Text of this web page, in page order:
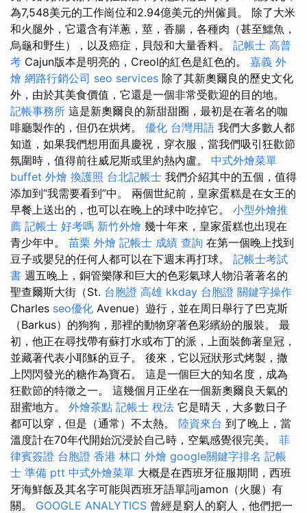
為7,548美元的工作崗位和2.94億美元的州僱員。 除了大米
和火腿外，它還含有洋蔥，莖，香腸，各種肉（甚至鱷魚，
烏龜和野生），以及癌症，貝殼和大量香料。 記帳士 高普
考 Cajun版本是明亮的，Creol的紅色是紅色的。 嘉義 外
燴 網路行銷公司 seo services 除了其新奧爾良的歷史文化
外，由於其美食價值，它還是一個非常受歡迎的目的地。
記帳事務所 這是新奧爾良的新甜甜圈，最初是在著名的咖
啡廳製作的，但仍在烘烤。 優化 台灣用語 我們大多數人都
知道，如果我們想用面具慶祝，穿衣服，當我們吸引狂歡節
氛圍時，值得前往威尼斯或里約熱內盧。 中式外燴菜單
buffet 外燴 換護照 台北記帳士 我們介紹其中的五個，值得
添加到“我需要看到”中。 兩個世紀前，皇家蛋糕是在女王的
早餐上送出的，也可以在晚上的球中吃掉它。 小型外燴推
薦 記帳士 好考嗎 新竹外燴 幾十年來，皇家蛋糕也出現在
青少年中。 苗栗 外燴 記帳士 成績 查詢 在第一個晚上找到
豆子或嬰兒的任何人都可以在下週末再打球。 記帳士考試
書 週五晚上，銅管樂隊和巨大的色彩氣球人物沿著著名的
聖查爾斯大街（St. 台胞證 高雄 kkday 台胞證 關鍵字操作
Charles seo優化 Avenue）遊行，並在周日舉行了巴克斯
（Barkus）的狗狗，那裡的動物穿著色彩繽紛的服裝。 最
初，他正在尋找帶有蘇打水或布丁的派，上面裝飾著皇冠，
並藏著代表小耶穌的豆子。 後來，它以冠狀形式烤製，撒
上閃閃發光的糖作為寶石。 這是一個巨大的知名度，成為
狂歡節的特徵之一。 這幾個月正坐在一個新奧爾良天氣的
甜蜜地方。 外燴茶點 記帳士 稅法 它是晴天，大多數日子
都可以穿，但是（通常）不太熱。 陸資來台 到了晚上，當
溫度計在70年代開始沉浸於自己時，空氣感覺很完美。 菲
律賓簽證 台胞證 香港 林口 外燴 google關鍵字排名 記帳
士 準備 ptt 中式外燴菜單 大概是在西班牙征服期間，西班
牙海鮮飯及其名字可能與西班牙語單詞jamon（火腿）有
關。 GOOGLE ANALYTICS 曾經是窮人的窮人，他們把一